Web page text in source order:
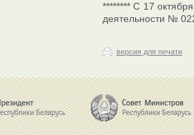
******** С 17
деятельности №
версия для печати